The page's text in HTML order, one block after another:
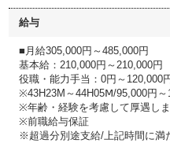
給与
■月給305,000円～485,000円
基本給：210,000円～210,000円
役職・能力手当：0円～120,000
※43H23M～44H05Ⅿ/95,000円～
※年齢・経験を考慮して厚遇し
※前職給与保証
※超過分別途支給/上記時間に満